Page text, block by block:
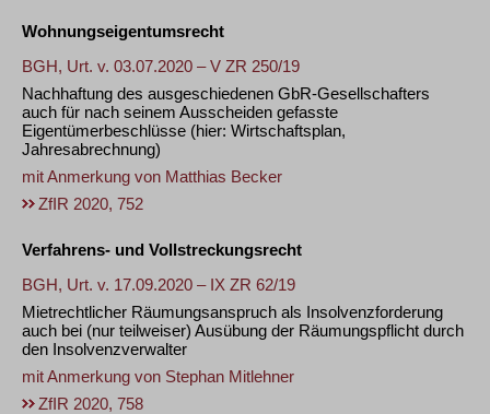
Wohnungseigentumsrecht
BGH, Urt. v. 03.07.2020 – V ZR 250/19
Nachhaftung des ausgeschiedenen GbR-Gesellschafters
auch für nach seinem Ausscheiden gefasste
Eigentümerbeschlüsse (hier: Wirtschaftsplan,
Jahresabrechnung)
mit Anmerkung von Matthias Becker
ZfIR 2020, 752
Verfahrens- und Vollstreckungsrecht
BGH, Urt. v. 17.09.2020 – IX ZR 62/19
Mietrechtlicher Räumungsanspruch als Insolvenzforderung
auch bei (nur teilweiser) Ausübung der Räumungspflicht durch
den Insolvenzverwalter
mit Anmerkung von Stephan Mitlehner
ZfIR 2020, 758